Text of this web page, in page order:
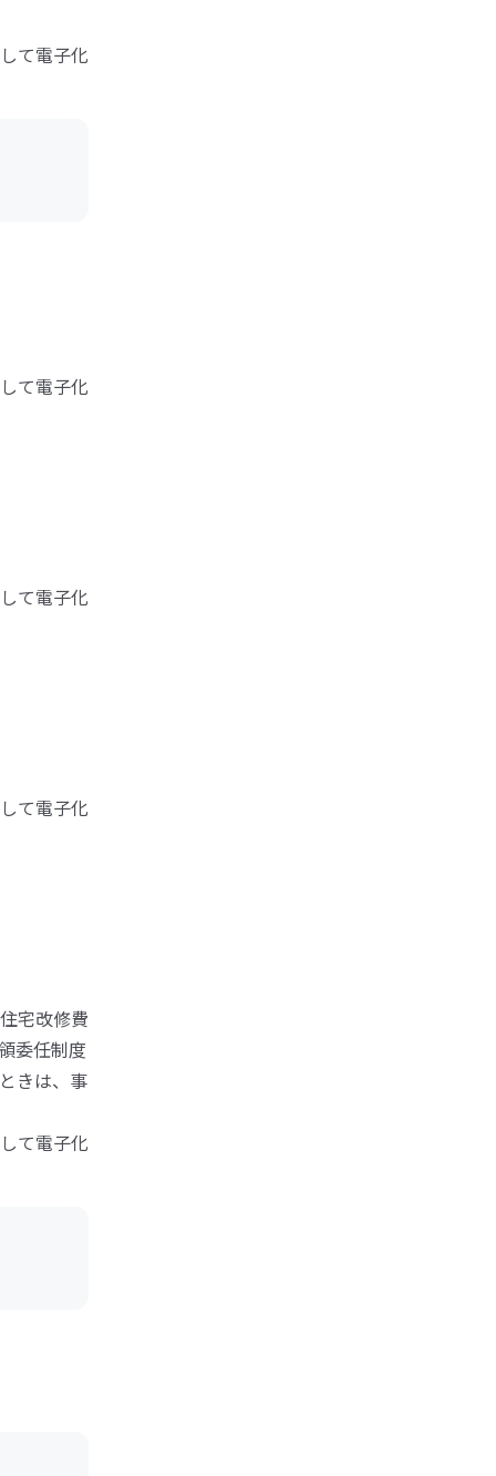
て電子化
て電子化
て電子化
て電子化
宅改修費
委任制度
きは、事
て電子化